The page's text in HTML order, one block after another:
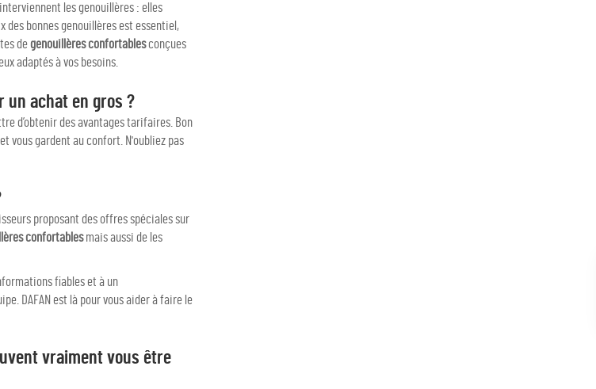
les genouillères : elles
des bonnes genouillères est essentiel,
degenouillères confortablesconçues
adaptés à vos besoins.
un achat en gros ?
d’obtenir des avantages tarifaires. Bon
vous gardent au confort. N'oubliez pas
proposant des offres spéciales sur
confortablesmais aussi de les
fiables et à un
DAFAN est là pour vous aider à faire le
vraiment vous être